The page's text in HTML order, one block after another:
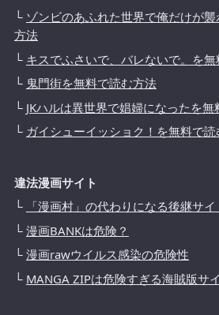
└ ゾンビのあふれた世界で俺だけが
方法
└ キスでふさいで、バレないで。を
└ 鬼門街を無料で読む方法
└ JKハルは異世界で娼婦になったを
└ ガイシューイッショク！を無料で
違法漫画サイト
└
「漫画村」の代わりになる後継サイ
└ 漫画BANKは危険？
└ 漫画rawウイルス感染の危険性
└ MANGA ZIPは危険すぎる海賊版サ